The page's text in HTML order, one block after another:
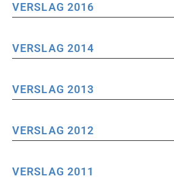
VERSLAG 2016
VERSLAG 2014
VERSLAG 2013
VERSLAG 2012
VERSLAG 2011